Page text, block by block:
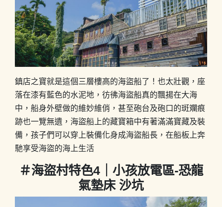
鎮店之寶就是這個三層樓高的海盜船了！也太壯觀，座
落在漆有藍色的水泥地，彷彿海盜船真的飄揚在大海
中，船身外壁做的維妙維俏，甚至砲台及砲口的斑斕痕
跡也一覽無遺，海盜船上的藏寶箱中有著滿滿寶藏及裝
備，孩子們可以穿上裝備化身成海盜船長，在船板上奔
馳享受海盜的海上生活
＃海盜村特色4｜小孩放電區-恐龍
氣墊床 沙坑